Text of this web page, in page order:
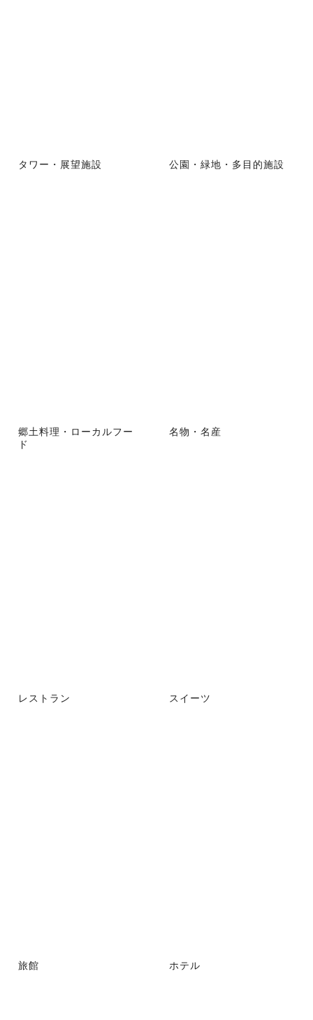
タワー・展望施設 公園・緑地・多目的施設
郷土料理・ローカルフー
ド
名物・名産
レストラン スイーツ
旅館 ホテル